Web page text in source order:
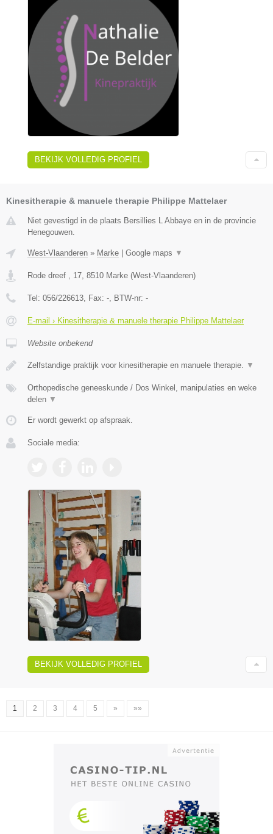
BEKIJK VOLLEDIG PROFIEL
Kinesitherapie & manuele therapie Philippe Mattelaer
Niet gevestigd in de plaats Bersillies L Abbaye en in de provincie
Henegouwen.
West-Vlaanderen » Marke | Google maps ▼
Rode dreef , 17 8510 Marke (West-Vlaanderen)
Tel: 056/226613 , Fax: - , BTW-nr: -
E-mail › Kinesitherapie & manuele therapie Philippe Mattelaer
Website onbekend
Zelfstandige praktijk voor kinesitherapie en manuele therapie. ▼
Orthopedische geneeskunde / Dos Winkel, manipulaties en weke
delen ▼
Er wordt gewerkt op afspraak.
Sociale media:
BEKIJK VOLLEDIG PROFIEL
1 2 3 4 5 » »»